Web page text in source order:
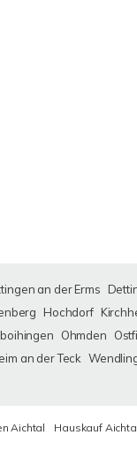
an der Erms
Hochdorf
Ohmden
an der Teck
Aichtal Hauskauf